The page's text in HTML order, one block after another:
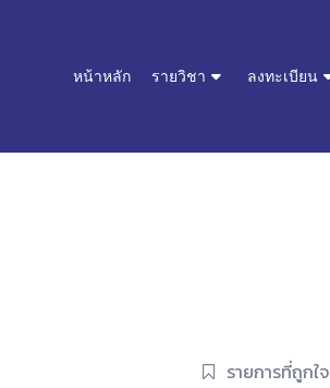
หน้าหลัก รายวิชา ลงทะเบียน
รายการที่ถูกใจ